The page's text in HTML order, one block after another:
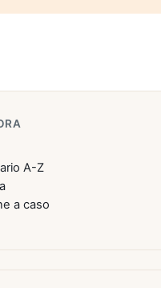
A-Z
a caso